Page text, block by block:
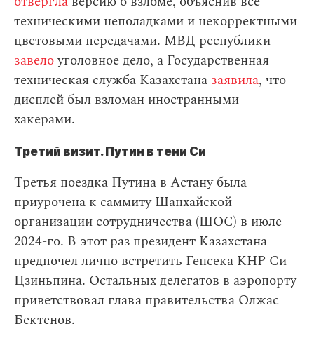
техническими неполадками и некорректными
цветовыми передачами. МВД республики
завелоуголовное дело, а Государственная
техническая служба Казахстана заявила, что
дисплей был взломан иностранными
хакерами.
Третий визит. Путин в тени Си
Третья поездка Путина в Астану была
приурочена к саммиту Шанхайской
организации сотрудничества (ШОС) в июле
2024-го. В этот раз президент Казахстана
предпочел лично встретить Генсека КНР Си
Цзиньпина. Остальных делегатов в аэропорту
приветствовал глава правительства Олжас
Бектенов.